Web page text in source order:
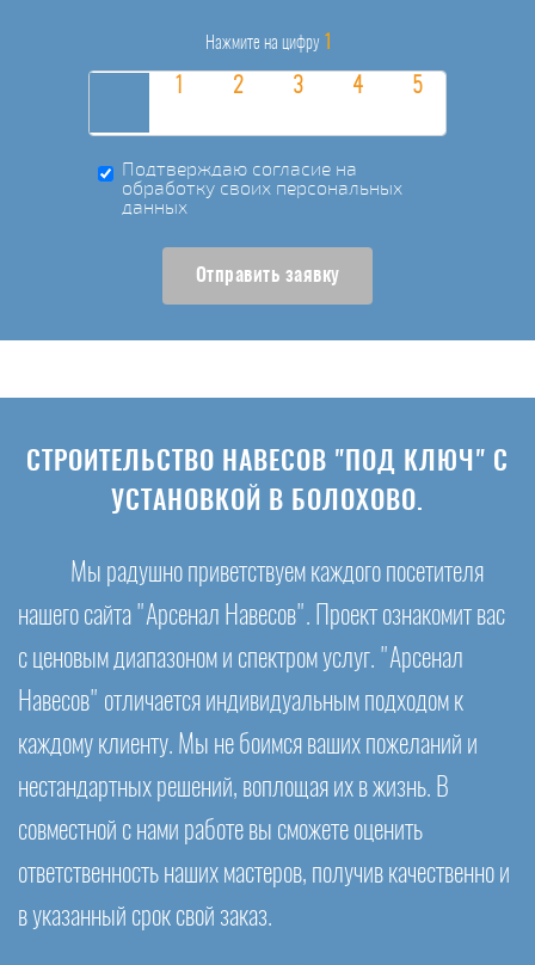
Нажмите на цифру 1
Подтверждаю согласие на
обработку своих персональных
данных
Отправить заявку
СТРОИТЕЛЬСТВО НАВЕСОВ "ПОД КЛЮЧ" С
УСТАНОВКОЙ В БОЛОХОВО.
Мы радушно приветствуем каждого посетителя
нашего сайта "Арсенал Навесов". Проект ознакомит вас
с ценовым диапазоном и спектром услуг. "Арсенал
Навесов" отличается индивидуальным подходом к
каждому клиенту. Мы не боимся ваших пожеланий и
нестандартных решений, воплощая их в жизнь. В
совместной с нами работе вы сможете оценить
ответственность наших мастеров, получив качественно и
в указанный срок свой заказ.